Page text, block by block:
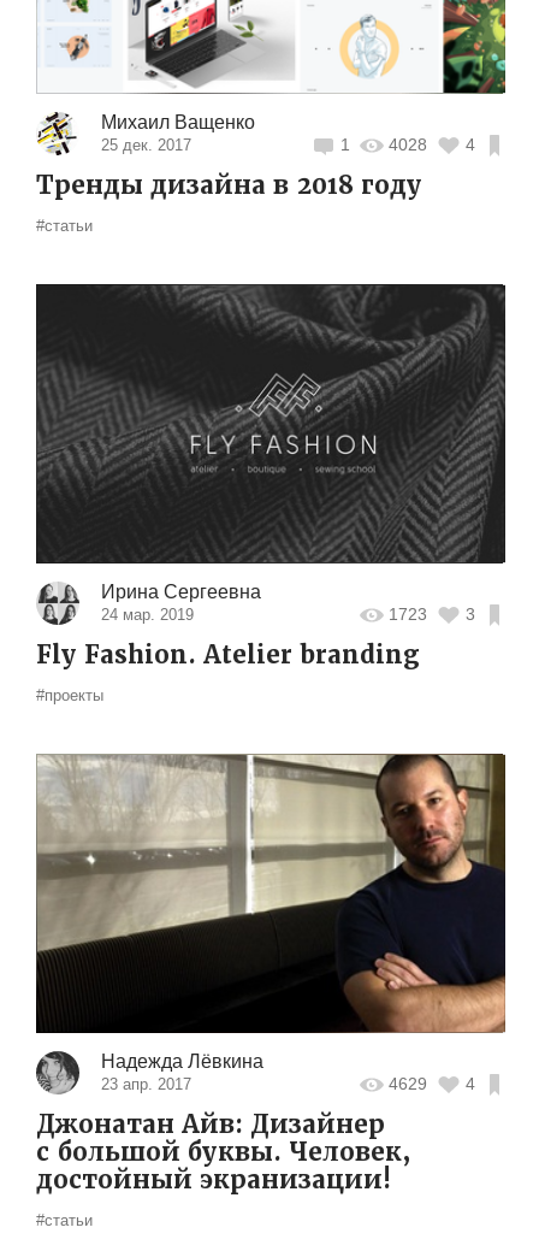
Михаил Ващенко
25 дек. 2017 1 4028 4
Тренды дизайна в 2018 году
#статьи
Ирина Сергеевна
24 мар. 2019 1723 3
Fly Fashion. Atelier branding
#проекты
Надежда Лёвкина
23 апр. 2017 4629 4
Джонатан Айв: Дизайнер
с большой буквы. Человек,
достойный экранизации!
#статьи